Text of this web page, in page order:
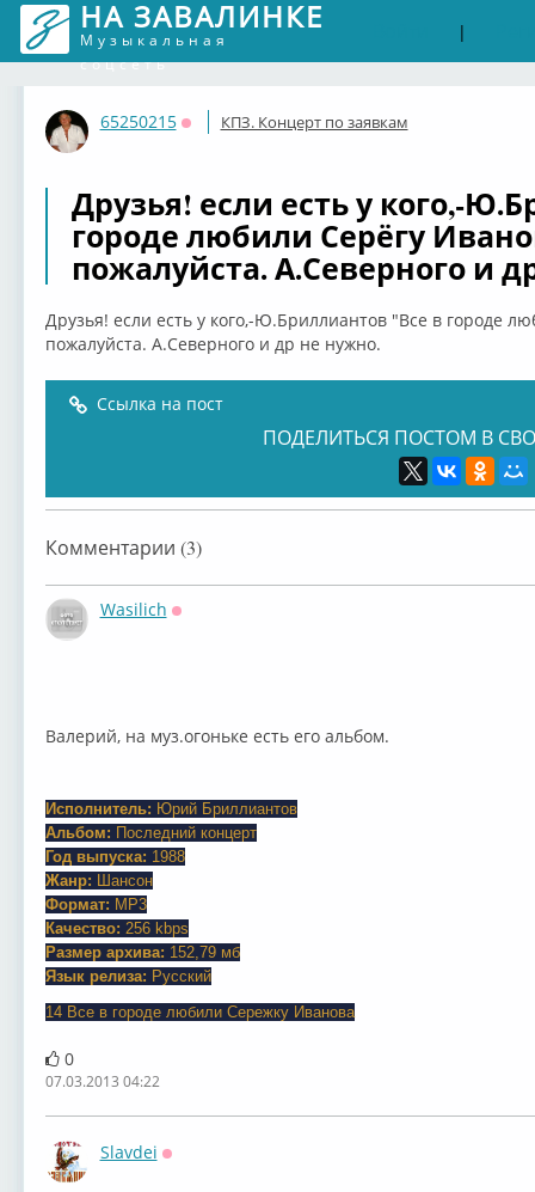
НА ЗАВАЛИНКЕ
Музыкальная
соцсеть
|
65250215
Оффлайн
КПЗ. Концерт по заявкам
Друзья! если есть у кого,-
городе любили Серёгу
пожалуйста. А.Северного и
Друзья! если есть у кого,-Ю.Бриллиантов "Все в городе
пожалуйста. А.Северного и др не нужно.
Ссылка на пост
ПОДЕЛИТЬСЯ ПОСТОМ В
Комментарии (3)
Wasilich
Валерий, на муз.огоньке есть его альбом.
Исполнитель: Юрий Бриллиантов
Альбом: Последний концерт
Год выпуска: 1988
Жанр: Шансон
Формат: MP3
Качество: 256 kbps
Размер архива: 152,79 мб
Язык релиза: Русский
14 Все в городе любили Сережку Иванова
0
07.03.2013 04:22
Slavdei